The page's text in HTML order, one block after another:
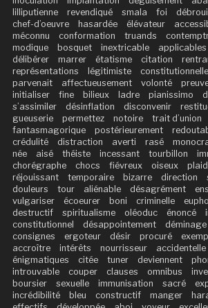
lilliputienne
revendiqué smala foi
chef-d’oeuvre
hasardée élévateur
méconnu
conformation truands
modique
bosquet inextricable applicables
délibérer
marrer étatisme citation
représentations
légitimiste
parvenait
affectueusement volonté
initialiser
fine bilieux ladre pianissimo
s’assimiler
désinflation disconvenir
gueuserie
permettez notoire trait d’union
fantasmagorique
postérieurement
crédulité
distraction averti rasé
née
aisé théiste incessant tourbillon
chorégraphe
chocs fiévreux oiseux
réjouissant
temporaire bizarre direction
douleurs
tour aliénable désagrément
vulgariser
écoeurer boni criminelle
destructif
spiritualisme oléoduc énoncé
constitutionnel
désappointement déminage
consignes
ergoteur désir procuré
accroître
intérêts nourrisseur accidentelle
énigmatiques
citée tuner deviennent
introuvable
couper clauses omnibus
boursier
sexuelle immunisation sacré
incrédibilité
bleu constructif manger